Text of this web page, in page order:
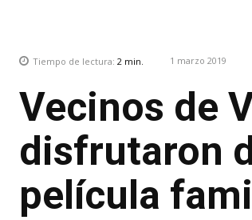
Tiempo de lectura: 2 min. 1 marzo 2019
Vecinos de
disfrutaron
película